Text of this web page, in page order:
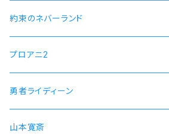
フィーロ
先輩モデル
ストライクウィッチーズ15周年501部隊モデ
約束のネバーランド
プロアニ2
SOARA
SolidS
勇者ライディーン
山本寛斎